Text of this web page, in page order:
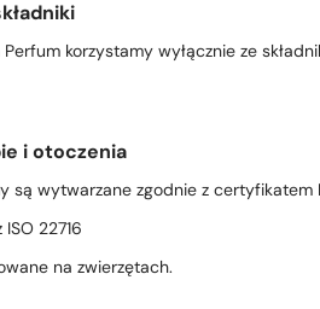
korzystamy wyłącznie ze
i otoczenia
są wytwarzane zgodnie z certyfikatem
22716
na zwierzętach.